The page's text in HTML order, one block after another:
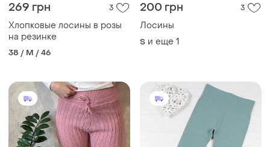
269 грн 3
Хлопковые лосины в розы
на резинке
38 / M / 46
200 грн 3
Лосины
S и еще 1